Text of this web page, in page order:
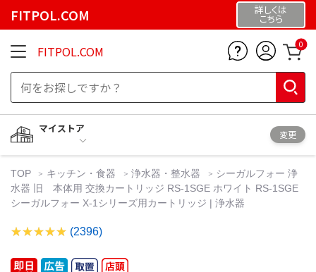
FITPOL.COM 詳しくは
こちら
FITPOL.COM 0
マイストア
変更
TOP キッチン・食器 浄水器・整水器
シーガルフォー 浄
水器 旧 本体用 交換カートリッジ RS-1SGE ホワイト RS-1SGE
シーガルフォー X-1シリーズ用カートリッジ | 浄水器
(2396)